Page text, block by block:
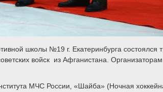
школы №19 г. Екатеринбурга состоялся
войск из Афганистана.
МЧС России, «Шайба» (Ночная